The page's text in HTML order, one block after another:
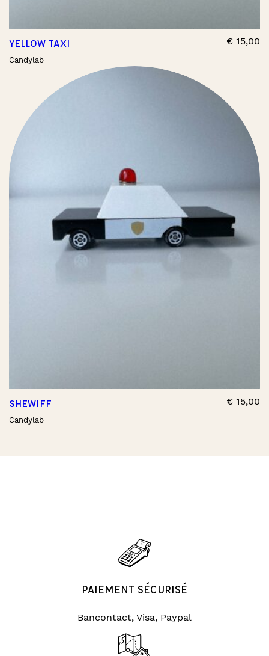
YELLOW TAXI
Candylab
€ 15,00
SHEWIFF
Candylab
€ 15,00
PAIEMENT SÉCURISÉ
Bancontact, Visa, Paypal